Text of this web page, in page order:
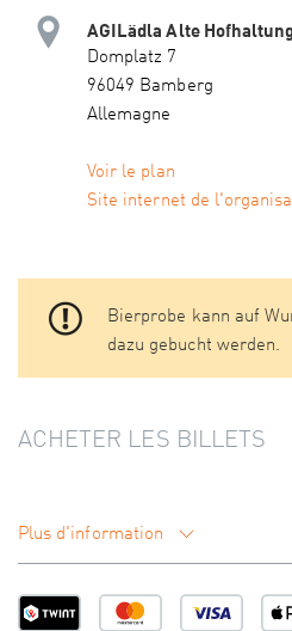
AGILädla Alte
Domplatz 7
96049 Bamberg
Allemagne
Voir le plan
Site internet de
Bierprobe kann auf
dazu gebucht werden.
ACHETER LES BILLETS
Plus d'information